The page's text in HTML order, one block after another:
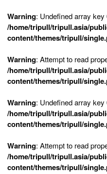
Warning: Undefined array key
/home/tripull/tripull.asia/
content/themes/tripull/
Warning: Attempt to read
/home/tripull/tripull.asia/
content/themes/tripull/
Warning: Undefined array key
/home/tripull/tripull.asia/
content/themes/tripull/
Warning: Attempt to read
/home/tripull/tripull.asia/
content/themes/tripull/